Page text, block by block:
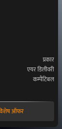
प्रकार
एयर डिलीवरी
कम्पैटिबल
ऑफर